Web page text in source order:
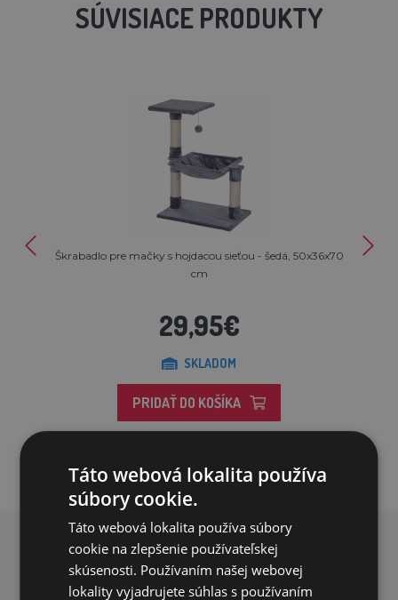
SÚVISIACE PRODUKTY
Škrabadlo pre mačky s hojdacou sieťou - šedá, 50x36x70
cm
29,95€
SKLADOM
PRIDAŤ DO KOŠÍKA
PREČO NAKUPOVAŤ U NÁS?
Táto webová lokalita používa
súbory cookie.
Táto webová lokalita používa súbory
cookie na zlepšenie používateľskej
skúsenosti. Používaním našej webovej
lokality vyjadrujete súhlas s používaním